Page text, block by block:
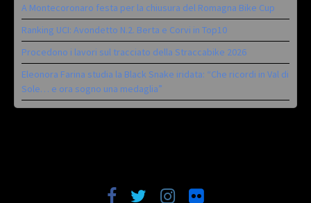
A Montecoronaro festa per la chiusura del Romagna Bike Cup
Ranking UCI: Avondetto N.2. Berta e Corvi in Top10
Procedono i lavori sul tracciato della Straccabike 2026
Eleonora Farina studia la Black Snake iridata: “Che ricordi in Val di
Sole… e ora sogno una medaglia”